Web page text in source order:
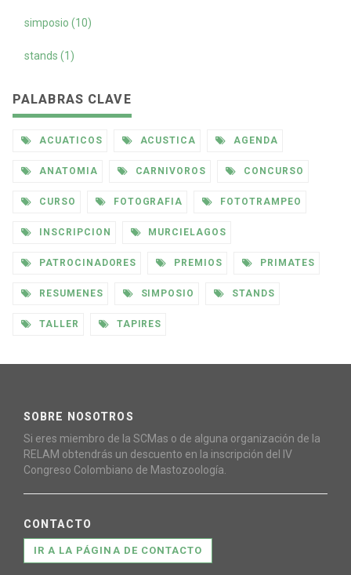
simposio (10)
stands (1)
PALABRAS CLAVE
ACUATICOS ACUSTICA AGENDA
ANATOMIA CARNIVOROS CONCURSO
CURSO FOTOGRAFIA FOTOTRAMPEO
INSCRIPCION MURCIELAGOS
PATROCINADORES PREMIOS PRIMATES
RESUMENES SIMPOSIO STANDS
TALLER TAPIRES
SOBRE NOSOTROS
Si eres miembro de la SCMas o de alguna organización de la
RELAM obtendrás un descuento en la inscripción del IV
Congreso Colombiano de Mastozoología.
CONTACTO
IR A LA PÁGINA DE CONTACTO